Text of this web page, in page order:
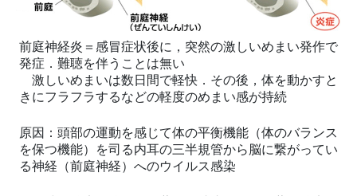
前庭神経炎＝感冒症状後に，突然の激しいめまい発作で
発症．難聴を伴うことは無い
激しいめまいは数日間で軽快．その後，体を動かすと
きにフラフラするなどの軽度のめまい感が持続
原因：頭部の運動を感じて体の平衡機能（体のバランス
を保つ機能）を司る内耳の三半規管から脳に繋がってい
る神経（前庭神経）へのウイルス感染